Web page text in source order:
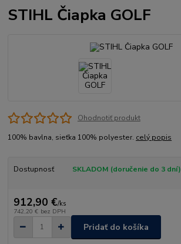
STIHL Čiapka GOLF
Ohodnotiť produkt
100% bavlna, sieťka 100% polyester. celý popis
Dostupnosť SKLADOM (doručenie do 3 dní)
912,90 €/ks
742,20 € bez DPH
Pridať do košíka